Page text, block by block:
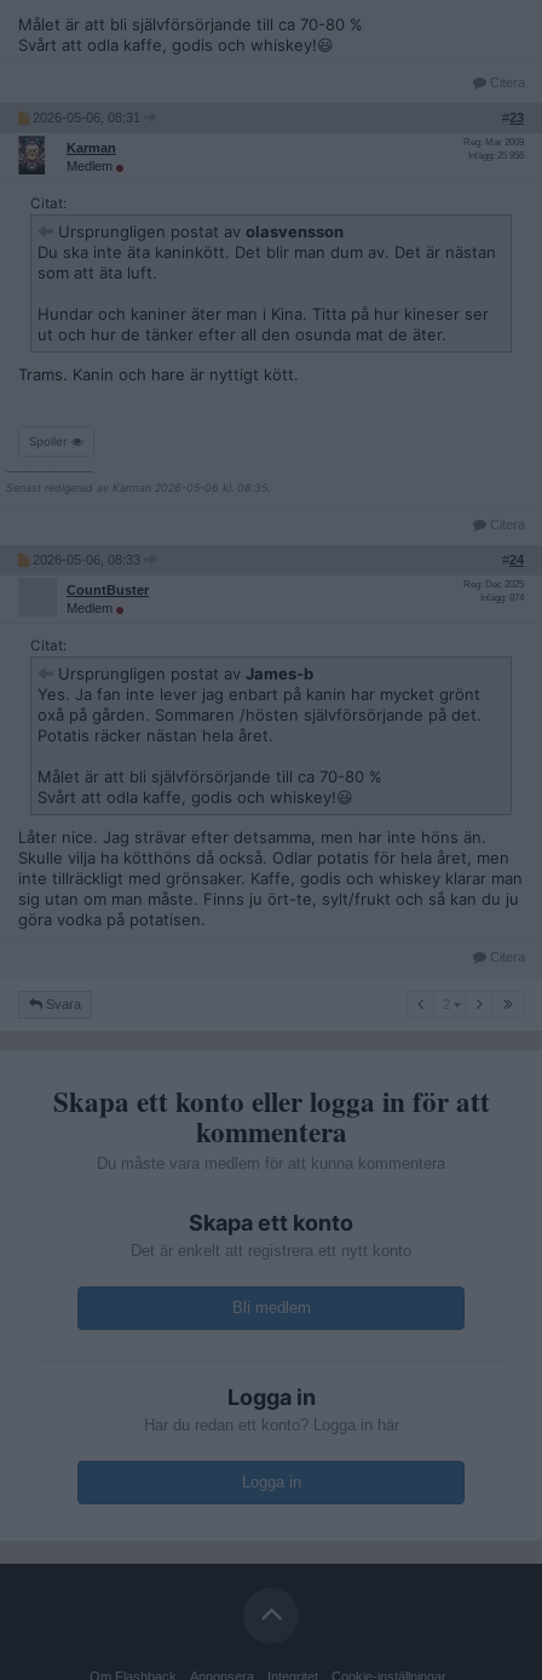
Målet är att bli självförsörjande till ca 70-80 %
Svårt att odla kaffe, godis och whiskey!😃
Citera
2026-05-06, 08:31 #23
Karman
Medlem
Reg: Mar 2009
Inlägg: 25 956
Citat:
Ursprungligen postat av olasvensson
Du ska inte äta kaninkött. Det blir man dum av. Det är nästan
som att äta luft.
Hundar och kaniner äter man i Kina. Titta på hur kineser ser
ut och hur de tänker efter all den osunda mat de äter.
Trams. Kanin och hare är nyttigt kött.
Spoiler
Senast redigerad av Karman 2026-05-06 kl. 08:35.
Citera
2026-05-06, 08:33 #24
CountBuster
Medlem
Reg: Dec 2025
Inlägg: 874
Citat:
Ursprungligen postat av James-b
Yes. Ja fan inte lever jag enbart på kanin har mycket grönt
oxå på gården. Sommaren /hösten självförsörjande på det.
Potatis räcker nästan hela året.
Målet är att bli självförsörjande till ca 70-80 %
Svårt att odla kaffe, godis och whiskey!😃
Låter nice. Jag strävar efter detsamma, men har inte höns än.
Skulle vilja ha kötthöns då också. Odlar potatis för hela året, men
inte tillräckligt med grönsaker. Kaffe, godis och whiskey klarar man
sig utan om man måste. Finns ju ört-te, sylt/frukt och så kan du ju
göra vodka på potatisen.
Citera
Svara
Skapa ett konto eller logga in för att
kommentera
Du måste vara medlem för att kunna kommentera
Skapa ett konto
Det är enkelt att registrera ett nytt konto
Bli medlem
Logga in
Har du redan ett konto? Logga in här
Logga in
Om Flashback Annonsera Integritet Cookie-inställningar